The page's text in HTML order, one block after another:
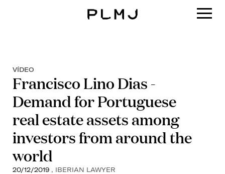
VÍDEO
Francisco Lino Dias -
Demand for Portuguese
real estate assets among
investors from around the
world
20/12/2019 , IBERIAN LAWYER